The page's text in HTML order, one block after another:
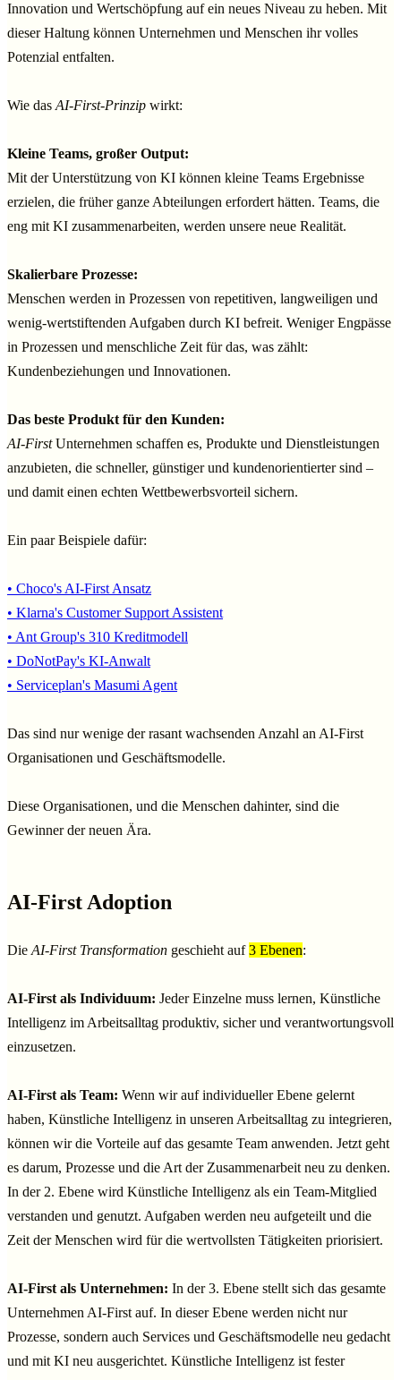
Innovation und Wertschöpfung auf ein neues Niveau zu heben. Mit
dieser Haltung können Unternehmen und Menschen ihr volles
Potenzial entfalten.
Wie das AI-First-Prinzip wirkt:
Kleine Teams, großer Output:
Mit der Unterstützung von KI können kleine Teams Ergebnisse
erzielen, die früher ganze Abteilungen erfordert hätten. Teams, die
eng mit KI zusammenarbeiten, werden unsere neue Realität.
Skalierbare Prozesse:
Menschen werden in Prozessen von repetitiven, langweiligen und
wenig-wertstiftenden Aufgaben durch KI befreit. Weniger Engpässe
in Prozessen und menschliche Zeit für das, was zählt:
Kundenbeziehungen und Innovationen.
Das beste Produkt für den Kunden:
AI-FirstUnternehmen schaffen es, Produkte und Dienstleistungen
anzubieten, die schneller, günstiger und kundenorientierter sind –
und damit einen echten Wettbewerbsvorteil sichern.
Ein paar Beispiele dafür:
• Choco's AI-First Ansatz
• Klarna's Customer Support Assistent
• Ant Group's 310 Kreditmodell
• DoNotPay's KI-Anwalt
• Serviceplan's Masumi Agent
Das sind nur wenige der rasant wachsenden Anzahl an AI-First
Organisationen und Geschäftsmodelle.
Diese Organisationen, und die Menschen dahinter, sind die
Gewinner der neuen Ära.
AI-First Adoption
Die AI-First Transformation geschieht auf3 Ebenen:
AI-First als Individuum: Jeder Einzelne muss lernen, Künstliche
Intelligenz im Arbeitsalltag produktiv, sicher und verantwortungsvoll
einzusetzen.
AI-First als Team: Wenn wir auf individueller Ebene gelernt
haben, Künstliche Intelligenz in unseren Arbeitsalltag zu integrieren,
können wir die Vorteile auf das gesamte Team anwenden. Jetzt geht
es darum, Prozesse und die Art der Zusammenarbeit neu zu denken.
In der 2. Ebene wird Künstliche Intelligenz als ein Team-Mitglied
verstanden und genutzt. Aufgaben werden neu aufgeteilt und die
Zeit der Menschen wird für die wertvollsten Tätigkeiten priorisiert.
AI-First als Unternehmen: In der 3. Ebene stellt sich das gesamte
Unternehmen AI-First auf. In dieser Ebene werden nicht nur
Prozesse, sondern auch Services und Geschäftsmodelle neu gedacht
und mit KI neu ausgerichtet. Künstliche Intelligenz ist fester